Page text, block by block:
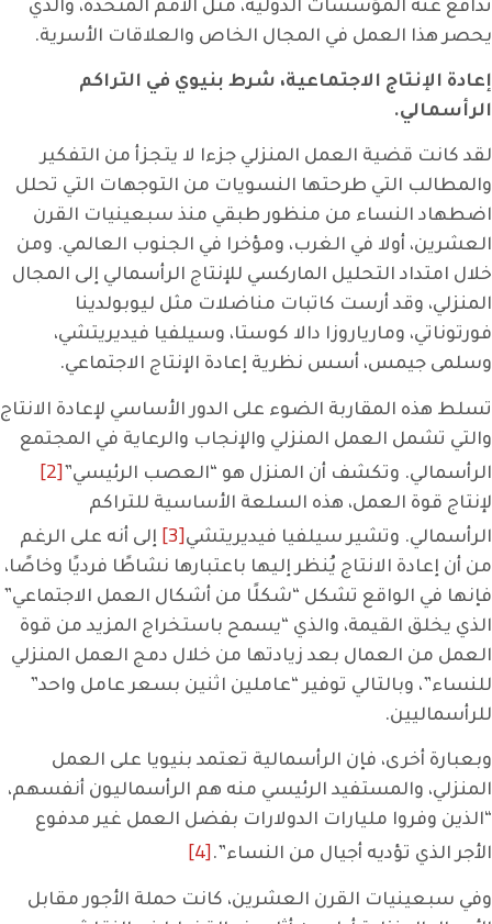
تدافع عنه المؤسسات الدولية، مثل الأمم المتحدة، والذي
يحصر هذا العمل في المجال الخاص والعلاقات الأسرية.
إعادة الإنتاج الاجتماعية، شرط بنيوي في التراكم
الرأسمالي.
لقد كانت قضية العمل المنزلي جزءا لا يتجزأ من التفكير
والمطالب التي طرحتها النسويات من التوجهات التي تحلل
اضطهاد النساء من منظور طبقي منذ سبعينيات القرن
العشرين، أولا في الغرب، ومؤخرا في الجنوب العالمي. ومن
خلال امتداد التحليل الماركسي للإنتاج الرأسمالي إلى المجال
المنزلي، وقد أرست كاتبات مناضلات مثل ليوبولدينا
فورتوناتي، ومارياروزا دالا كوستا، وسيلفيا فيديريتشي،
وسلمى جيمس، أسس نظرية إعادة الإنتاج الاجتماعي.
تسلط هذه المقاربة الضوء على الدور الأساسي لإعادة الانتاج
والتي تشمل العمل المنزلي والإنجاب والرعاية في المجتمع
الرأسمالي. وتكشف أن المنزل هو “العصب الرئيسي” [2]
لإنتاج قوة العمل، هذه السلعة الأساسية للتراكم
الرأسمالي. وتشير سيلفيا فيديريتشي[3]
إلى أنه على الرغم
من أن إعادة الانتاج يُنظر إليها باعتبارها نشاطًا فرديًا وخاصًا،
فإنها في الواقع تشكل “شكلًا من أشكال العمل الاجتماعي”
الذي يخلق القيمة، والذي “يسمح باستخراج المزيد من قوة
العمل من العمال بعد زيادتها من خلال دمج العمل المنزلي
للنساء”، وبالتالي توفير “عاملين اثنين بسعر عامل واحد”
للرأسماليين.
وبعبارة أخرى، فإن الرأسمالية تعتمد بنيويا على العمل
المنزلي، والمستفيد الرئيسي منه هم الرأسماليون أنفسهم،
“الذين وفروا مليارات الدولارات بفضل العمل غير مدفوع
الأجر الذي تؤديه أجيال من النساء”.[4]
وفي سبعينيات القرن العشرين، كانت حملة الأجور مقابل